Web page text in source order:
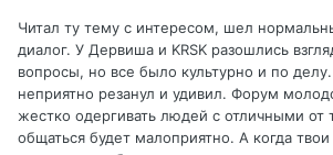
Читал ту тему с интересом, шел
диалог. У Дервиша и KRSK разошлись
вопросы, но все было культурно и по
неприятно резанул и удивил. Форум
жестко одергивать людей с отличными от
общаться будет малоприятно. А когда